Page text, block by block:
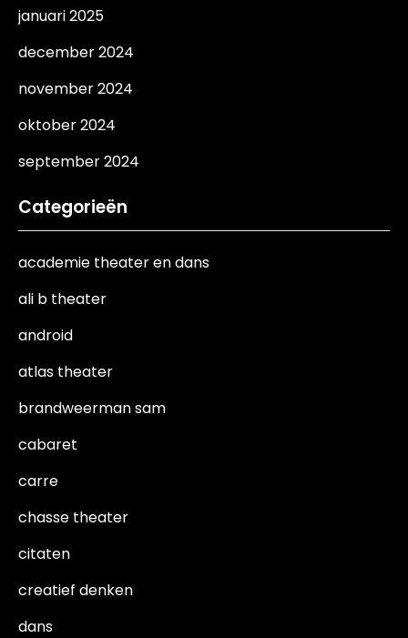
januari 2025
december 2024
november 2024
oktober 2024
september 2024
Categorieën
academie theater en dans
ali b theater
android
atlas theater
brandweerman sam
cabaret
carre
chasse theater
citaten
creatief denken
dans